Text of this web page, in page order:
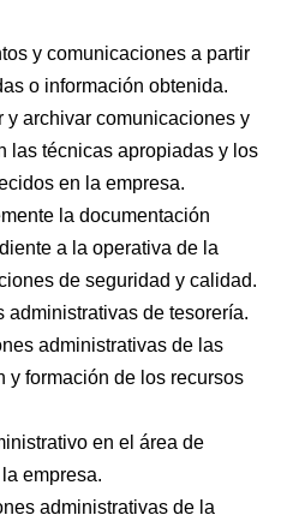
y comunicaciones a partir
o información obtenida.
y archivar comunicaciones y
las técnicas apropiadas y los
en la empresa.
la documentación
a la operativa de la
de seguridad y calidad.
administrativas de tesorería.
administrativas de las
y formación de los recursos
en el área de
empresa.
administrativas de la